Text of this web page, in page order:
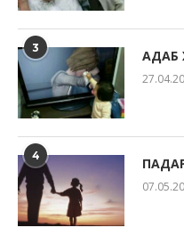
3 АДАБ
4